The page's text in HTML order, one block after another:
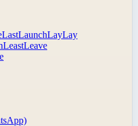
LastLaunchLayLay
LeastLeave